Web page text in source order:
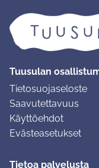
Tuusulan
Tietosuojaseloste
Saavutettavuus
Käyttöehdot
Evästeasetukset
Tietoa palvelusta